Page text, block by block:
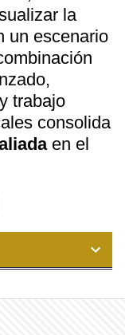
la
un escenario
trabajo
consolida
en el